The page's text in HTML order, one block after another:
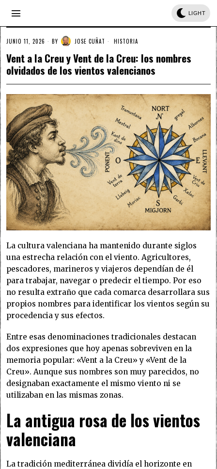
LIGHT
JUNIO 11, 2026 BY JOSE CUÑAT HISTORIA
Vent a la Creu y Vent de la Creu: los nombres
olvidados de los vientos valencianos
La cultura valenciana ha mantenido durante siglos
una estrecha relación con el viento. Agricultores,
pescadores, marineros y viajeros dependían de él
para trabajar, navegar o predecir el tiempo. Por eso
no resulta extraño que cada comarca desarrollara sus
propios nombres para identificar los vientos según su
procedencia y sus efectos.
Entre esas denominaciones tradicionales destacan
dos expresiones que hoy apenas sobreviven en la
memoria popular: «Vent a la Creu» y «Vent de la
Creu». Aunque sus nombres son muy parecidos, no
designaban exactamente el mismo viento ni se
utilizaban en las mismas zonas.
La antigua rosa de los vientos
valenciana
La tradición mediterránea dividía el horizonte en